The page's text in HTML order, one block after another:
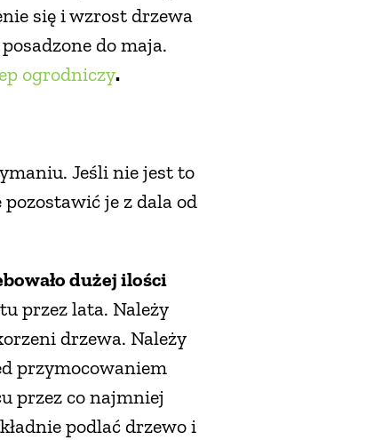
się i wzrost drzewa
do maja.
ogrodniczy.
Jeśli nie jest to
je z dala od
dużej ilości
przez lata. Należy
drzewa. Należy
przymocowaniem
przez co najmniej
podlać drzewo i